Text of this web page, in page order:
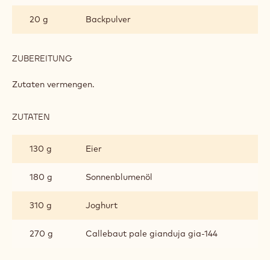
20 g Backpulver
ZUBEREITUNG
Zutaten vermengen.
ZUTATEN
130 g
Eier
180 g Sonnenblumenöl
310 g Joghurt
270 g Callebaut pale gianduja gia-144